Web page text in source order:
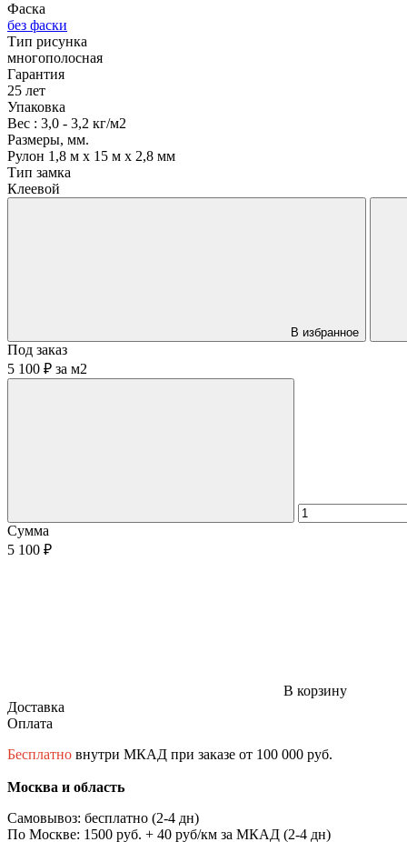
Фаска
без фаски
Тип рисунка
многополосная
Гарантия
25 лет
Упаковка
Вес : 3,0 - 3,2 кг/м2
Размеры, мм.
Рулон 1,8 м х 15 м х 2,8 мм
Тип замка
Клеевой
В избранное
Под заказ
5 100 ₽ за м2
Сумма
5 100 ₽
В корзину
Доставка
Оплата
Бесплатно внутри МКАД при заказе от 100 000 руб.
Москва и область
Самовывоз: бесплатно (2-4 дн)
По Москве: 1500 руб. + 40 руб/км за МКАД (2-4 дн)